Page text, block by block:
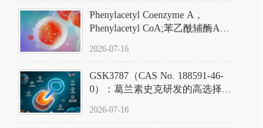
Phenylacetyl Coenzyme A，
Phenylacetyl CoA;苯乙酰辅酶A
2026-07-16
GSK3787（CAS No. 188591-46-
0）：葛兰素史克研发的高选择
抗剂，被广泛视为研究PPARδ核
2026-07-16